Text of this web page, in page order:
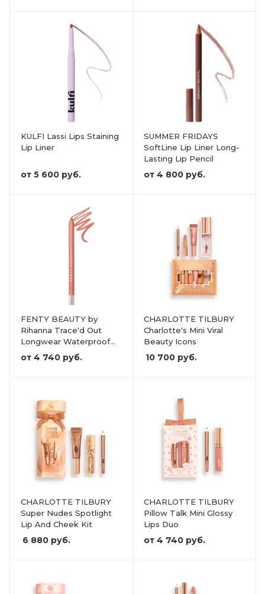
KULFI Lassi Lips Staining
Lip Liner
от 5 600 руб.
SUMMER FRIDAYS
SoftLine Lip Liner Long-
Lasting Lip Pencil
от 4 800 руб.
FENTY BEAUTY by
Rihanna Trace'd Out
Longwear Waterproof
Pencil Lip Liner
от 4 740 руб.
CHARLOTTE TILBURY
Charlotte's Mini Viral
Beauty Icons
10 700 руб.
CHARLOTTE TILBURY
Super Nudes Spotlight
Lip And Cheek Kit
6 880 руб.
CHARLOTTE TILBURY
Pillow Talk Mini Glossy
Lips Duo
от 4 740 руб.